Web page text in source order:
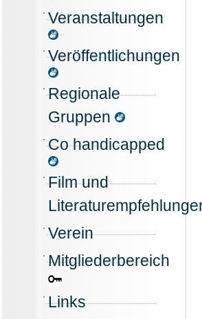
Veranstaltungen
Veröffentlichungen
Regionale
Gruppen
Co handicapped
Film und
Verein
Mitgliederbereich
Links